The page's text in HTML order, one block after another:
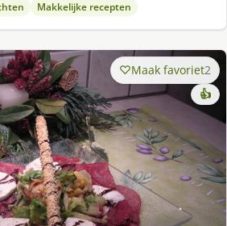
Makkelijke recepten
Maak favoriet2
👍